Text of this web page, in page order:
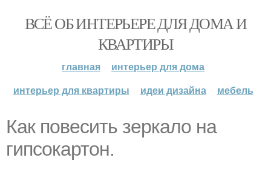
ВСЁ ОБ ИНТЕРЬЕРЕ ДЛЯ ДОМА И
КВАРТИРЫ
главная
интерьер для дома
интерьер для квартиры
идеи дизайна мебель
Как повесить зеркало на
гипсокартон.